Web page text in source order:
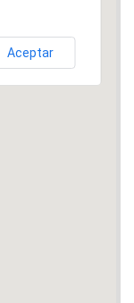
Aceptar